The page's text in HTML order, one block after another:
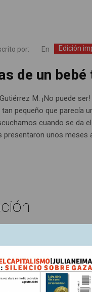
por: En Edición
de un
M. ¡No puede
pequeño que parecía
cuando se da
presentaron unos meses
la ciencia y
sociedad